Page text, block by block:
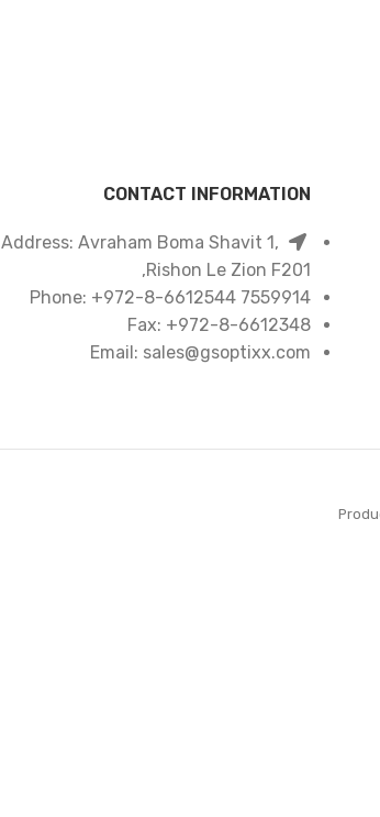
CONTACT INFORMATION
Address: Avraham Boma Shavit 1,
Rishon Le Zion F201,
7559914 Phone: +972-8-6612544
Fax: +972-8-6612348
Email: sales@gsoptixx.com